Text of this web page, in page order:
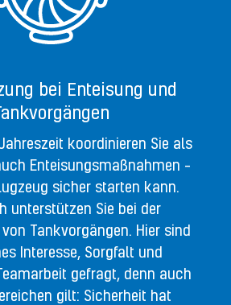
bei Enteisung und
koordinieren Sie als
Enteisungsmaßnahmen –
sicher starten kann.
unterstützen Sie bei der
Tankvorgängen. Hier sind
Interesse, Sorgfalt und
gefragt, denn auch
gilt: Sicherheit hat